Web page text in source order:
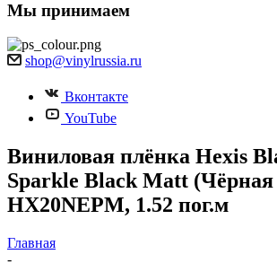
Мы принимаем
shop@vinylrussia.ru
Вконтакте
YouTube
Виниловая плёнка Hexis
Sparkle Black Matt (Чёрная
HX20NEPM, 1.52 пог.м
Главная
-